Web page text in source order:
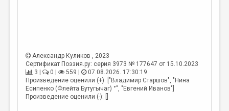
Александр Куликов , 2023
Сертификат Поэзия.ру: серия 3973 № 177647 от 15.10.2023
3 |
0 | 559 |
07.08.2026. 17:30:19
Произведение оценили (+): ["Владимир Старшов", "Нина
Есипенко (Флейта Бутугычаг) °", "Евгений Иванов"]
Произведение оценили (-): []